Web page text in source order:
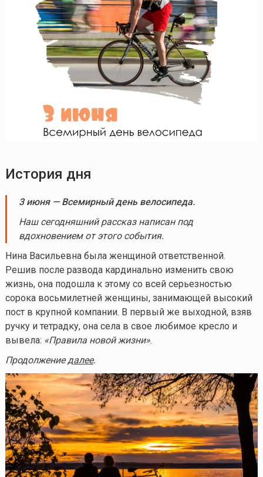
История дня
3 июня — Всемирный день велосипеда.
Наш сегодняшний рассказ написан под
вдохновением от этого события.
Нина Васильевна была женщиной ответственной.
Решив после развода кардинально изменить свою
жизнь, она подошла к этому со всей серьезностью
сорока восьмилетней женщины, занимающей высокий
пост в крупной компании. В первый же выходной, взяв
ручку и тетрадку, она села в свое любимое кресло и
вывела: «Правила новой жизни».
Продолжениедалее.